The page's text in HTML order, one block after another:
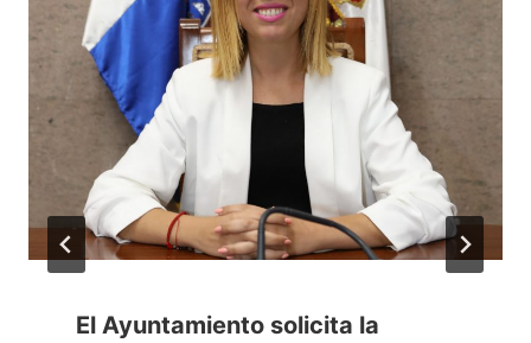
El Ayuntamiento solicita la